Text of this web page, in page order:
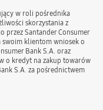
w roli pośrednika
skorzystania z
przez Santander Consumer
swoim klientom wniosek o
Bank S.A. oraz
o kredyt na zakup towarów
S.A. za pośrednictwem